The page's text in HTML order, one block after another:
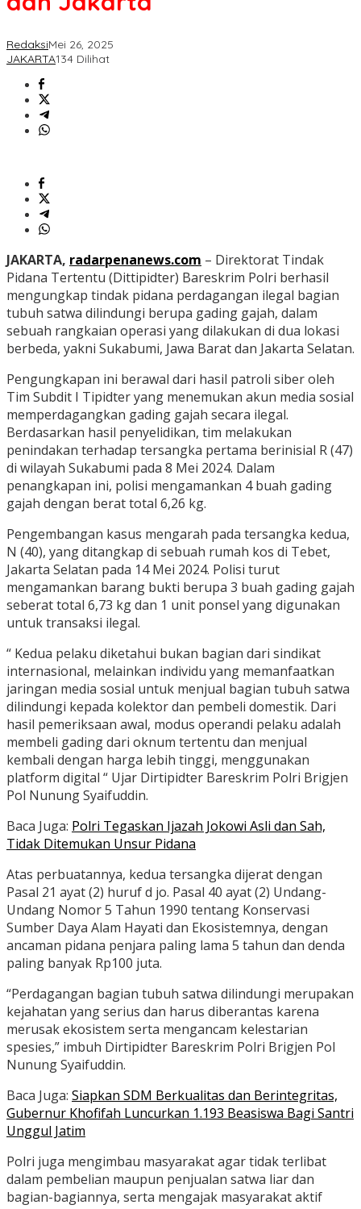
RedaksiMei 26, 2025
JAKARTA134 Dilihat
JAKARTA, radarpenanews.com – Direktorat Tindak
Pidana Tertentu (Dittipidter) Bareskrim Polri berhasil
mengungkap tindak pidana perdagangan ilegal bagian
tubuh satwa dilindungi berupa gading gajah, dalam
sebuah rangkaian operasi yang dilakukan di dua lokasi
berbeda, yakni Sukabumi, Jawa Barat dan Jakarta Selatan.
Pengungkapan ini berawal dari hasil patroli siber oleh
Tim Subdit I Tipidter yang menemukan akun media sosial
memperdagangkan gading gajah secara ilegal.
Berdasarkan hasil penyelidikan, tim melakukan
penindakan terhadap tersangka pertama berinisial R (47)
di wilayah Sukabumi pada 8 Mei 2024. Dalam
penangkapan ini, polisi mengamankan 4 buah gading
gajah dengan berat total 6,26 kg.
Pengembangan kasus mengarah pada tersangka kedua,
N (40), yang ditangkap di sebuah rumah kos di Tebet,
Jakarta Selatan pada 14 Mei 2024. Polisi turut
mengamankan barang bukti berupa 3 buah gading gajah
seberat total 6,73 kg dan 1 unit ponsel yang digunakan
untuk transaksi ilegal.
“ Kedua pelaku diketahui bukan bagian dari sindikat
internasional, melainkan individu yang memanfaatkan
jaringan media sosial untuk menjual bagian tubuh satwa
dilindungi kepada kolektor dan pembeli domestik. Dari
hasil pemeriksaan awal, modus operandi pelaku adalah
membeli gading dari oknum tertentu dan menjual
kembali dengan harga lebih tinggi, menggunakan
platform digital “ Ujar Dirtipidter Bareskrim Polri Brigjen
Pol Nunung Syaifuddin.
Baca Juga: Polri Tegaskan Ijazah Jokowi Asli dan Sah,
Tidak Ditemukan Unsur Pidana
Atas perbuatannya, kedua tersangka dijerat dengan
Pasal 21 ayat (2) huruf d jo. Pasal 40 ayat (2) Undang-
Undang Nomor 5 Tahun 1990 tentang Konservasi
Sumber Daya Alam Hayati dan Ekosistemnya, dengan
ancaman pidana penjara paling lama 5 tahun dan denda
paling banyak Rp100 juta.
“Perdagangan bagian tubuh satwa dilindungi merupakan
kejahatan yang serius dan harus diberantas karena
merusak ekosistem serta mengancam kelestarian
spesies,” imbuh Dirtipidter Bareskrim Polri Brigjen Pol
Nunung Syaifuddin.
Baca Juga: Siapkan SDM Berkualitas dan Berintegritas,
Gubernur Khofifah Luncurkan 1.193 Beasiswa Bagi Santri
Unggul Jatim
Polri juga mengimbau masyarakat agar tidak terlibat
dalam pembelian maupun penjualan satwa liar dan
bagian-bagiannya, serta mengajak masyarakat aktif